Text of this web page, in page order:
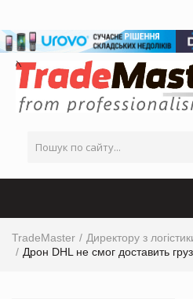
TradeMaster
Директору з
Дрон DHL не смог доставить груз